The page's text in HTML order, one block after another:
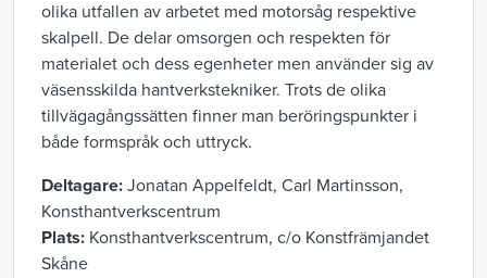
olika utfallen av arbetet med motorsåg respektive
skalpell. De delar omsorgen och respekten för
materialet och dess egenheter men använder sig av
väsensskilda hantverkstekniker. Trots de olika
tillvägagångssätten finner man beröringspunkter i
både formspråk och uttryck.
Deltagare: Jonatan Appelfeldt, Carl Martinsson,
Konsthantverkscentrum
Plats: Konsthantverkscentrum, c/o Konstfrämjandet
Skåne